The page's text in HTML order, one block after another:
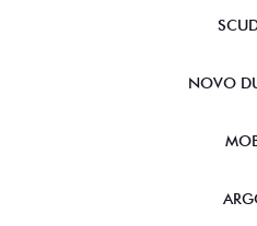
NOVO